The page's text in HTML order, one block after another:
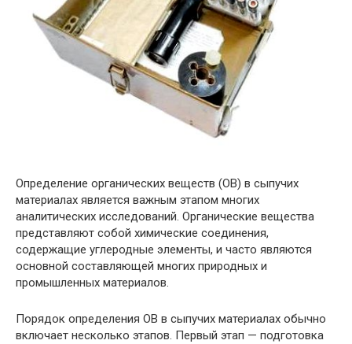
Определение органических веществ (ОВ) в сыпучих
материалах является важным этапом многих
аналитических исследований. Органические вещества
представляют собой химические соединения,
содержащие углеродные элементы, и часто являются
основной составляющей многих природных и
промышленных материалов.
Порядок определения ОВ в сыпучих материалах обычно
включает несколько этапов. Первый этап — подготовка